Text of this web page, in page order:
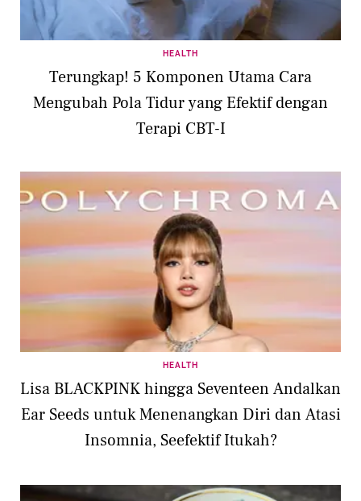
HEALTH
Terungkap! 5 Komponen Utama Cara
Mengubah Pola Tidur yang Efektif dengan
Terapi CBT-I
HEALTH
Lisa BLACKPINK hingga Seventeen Andalkan
Ear Seeds untuk Menenangkan Diri dan Atasi
Insomnia, Seefektif Itukah?